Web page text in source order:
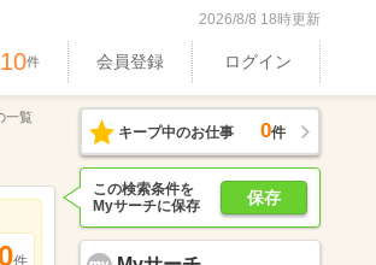
2026/8/8 18時更新
件 会員登録 ログイン
一覧
0件
キープ中のお仕事 0件
保存
この検索条件を
Myサーチに保存